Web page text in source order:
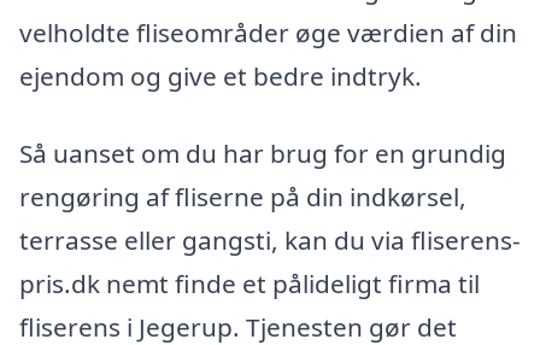
velholdte fliseområder øge værdien af din
ejendom og give et bedre indtryk.
Så uanset om du har brug for en grundig
rengøring af fliserne på din indkørsel,
terrasse eller gangsti, kan du via fliserens-
pris.dk nemt finde et pålideligt firma til
fliserens i Jegerup. Tjenesten gør det